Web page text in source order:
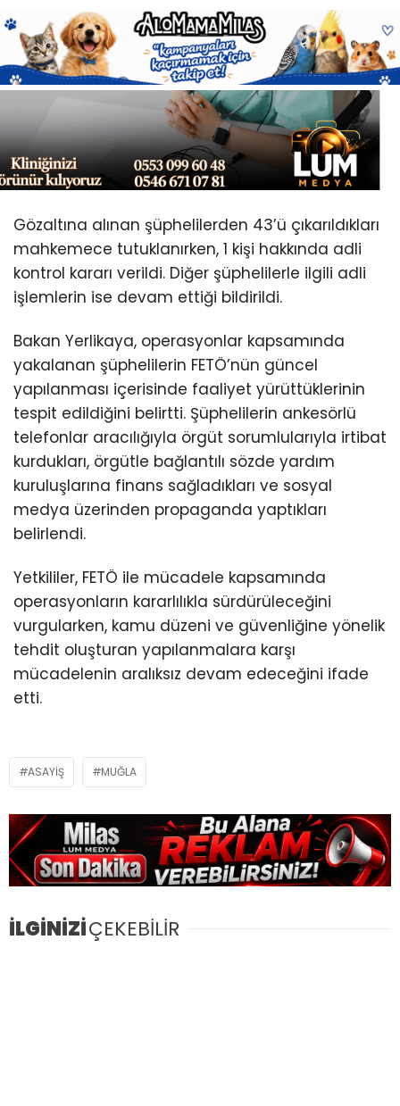
Gözaltına alınan şüphelilerden 43’ü çıkarıldıkları
mahkemece tutuklanırken, 1 kişi hakkında adli
kontrol kararı verildi. Diğer şüphelilerle ilgili adli
işlemlerin ise devam ettiği bildirildi.
Bakan Yerlikaya, operasyonlar kapsamında
yakalanan şüphelilerin FETÖ’nün güncel
yapılanması içerisinde faaliyet yürüttüklerinin
tespit edildiğini belirtti. Şüphelilerin ankesörlü
telefonlar aracılığıyla örgüt sorumlularıyla irtibat
kurdukları, örgütle bağlantılı sözde yardım
kuruluşlarına finans sağladıkları ve sosyal
medya üzerinden propaganda yaptıkları
belirlendi.
Yetkililer, FETÖ ile mücadele kapsamında
operasyonların kararlılıkla sürdürüleceğini
vurgularken, kamu düzeni ve güvenliğine yönelik
tehdit oluşturan yapılanmalara karşı
mücadelenin aralıksız devam edeceğini ifade
etti.
ASAYIŞ MUĞLA
İLGİNİZİÇEKEBİLİR